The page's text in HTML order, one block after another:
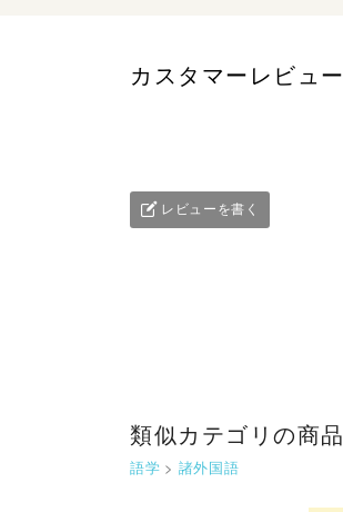
カスタマーレビュー
レビューを書く
類似カテゴリの商品
語学 > 諸外国語